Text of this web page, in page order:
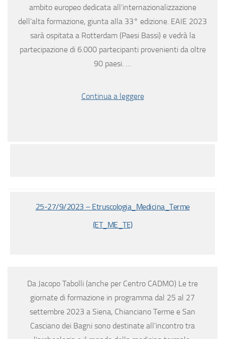
ambito europeo dedicata all’internazionalizzazione
dell’alta formazione, giunta alla 33° edizione. EAIE 2023
sarà ospitata a Rotterdam (Paesi Bassi) e vedrà la
partecipazione di 6.000 partecipanti provenienti da oltre
90 paesi. …
Continua a leggere
25-27/9/2023 – Etruscologia_Medicina_Terme
(ET_ME_TE)
Da Jacopo Tabolli (anche per Centro CADMO) Le tre
giornate di formazione in programma dal 25 al 27
settembre 2023 a Siena, Chianciano Terme e San
Casciano dei Bagni sono destinate all’incontro tra